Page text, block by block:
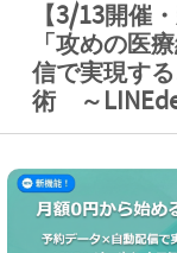
【3/13開催
「攻めの医
信で実現す
術 ～